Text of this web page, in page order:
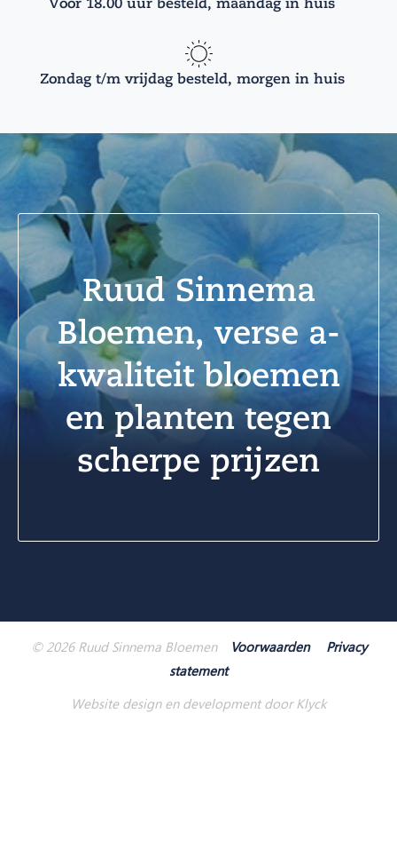
Zondag t/m vrijdag besteld, morgen in huis
Ruud Sinnema
Bloemen, verse a-
kwaliteit bloemen
en planten tegen
scherpe prijzen
© 2026 Ruud Sinnema Bloemen Voorwaarden
Privacy
statement
Website design en development door Klyck